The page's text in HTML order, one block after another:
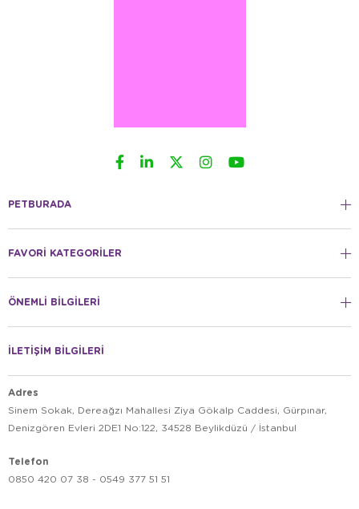
PETBURADA
FAVORİ KATEGORİLER
ÖNEMLİ BİLGİLERİ
İLETİŞİM BİLGİLERİ
Adres
Sinem Sokak, Dereağzı Mahallesi Ziya Gökalp Caddesi, Gürpınar,
Denizgören Evleri 2DE1 No:122, 34528 Beylikdüzü / İstanbul
Telefon
0850 420 07 38 - 0549 377 51 51